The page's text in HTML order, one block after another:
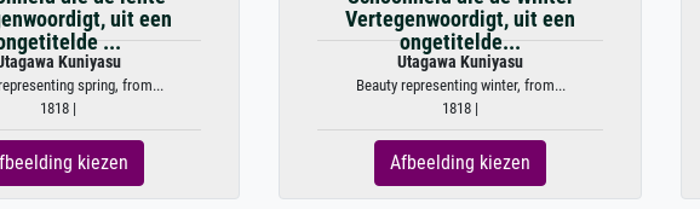
uit een
...
Kuniyasu
spring, from...
1818 |
kiezen
Vertegenwoordigt, uit een
ongetitelde...
Utagawa Kuniyasu
Beauty representing winter, from...
1818 |
Afbeelding kiezen